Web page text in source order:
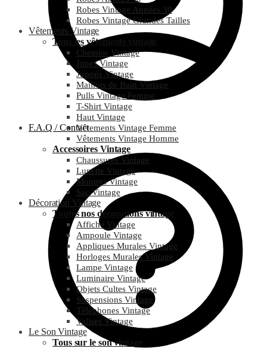
F.A.Q / Contact
Robes Vintage Années 30
Robes Vintage Grandes Tailles
Vêtements Vintage
Tous les vêtements vintage
Chemise Vintage
Jupes Vintage
Jupons Vintage
Maillots de Bain Vintage
Pulls Vintage Femme
T-Shirt Vintage
Haut Vintage
Vêtements Vintage Femme
Vêtements Vintage Homme
Accessoires Vintage
Chaussures Vintage
Lunette Vintage
Montres Vintage
Sac Vintage
Décoration Vintage
Toutes nos décorations vintage
Affiche Vintage
Ampoule Vintage
Appliques Murales Vintage
Horloges Murales Vintage
Lampe Vintage
Luminaire Vintage
Objets Cultes Vintage
Suspensions Vintage
Téléphones Vintage
Valises Vintage
Le Son Vintage
Tous sur le son vintage